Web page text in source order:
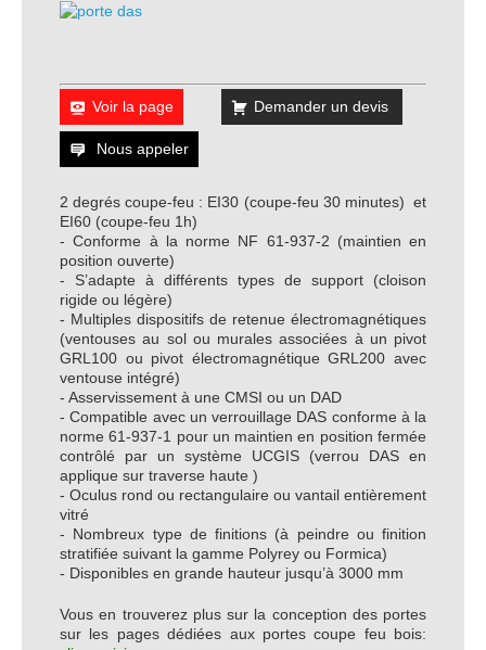
Voir la page Demander un devis
Nous appeler
2 degrés coupe-feu : EI30 (coupe-feu 30 minutes) et
EI60 (coupe-feu 1h)
- Conforme à la norme NF 61-937-2 (maintien en
position ouverte)
- S’adapte à différents types de support (cloison
rigide ou légère)
- Multiples dispositifs de retenue électromagnétiques
(ventouses au sol ou murales associées à un pivot
GRL100 ou pivot électromagnétique GRL200 avec
ventouse intégré)
- Asservissement à une CMSI ou un DAD
- Compatible avec un verrouillage DAS conforme à la
norme 61-937-1 pour un maintien en position fermée
contrôlé par un système UCGIS (verrou DAS en
applique sur traverse haute )
- Oculus rond ou rectangulaire ou vantail entièrement
vitré
- Nombreux type de finitions (à peindre ou finition
stratifiée suivant la gamme Polyrey ou Formica)
- Disponibles en grande hauteur jusqu’à 3000 mm
Vous en trouverez plus sur la conception des portes
sur les pages dédiées aux portes coupe feu bois: